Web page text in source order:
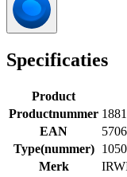
Specificaties
Product
Productnummer
EAN
Type(nummer)
Merk